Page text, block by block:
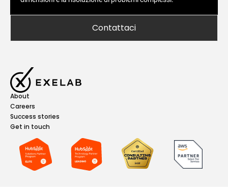
contattaci
About
Careers
Success stories
Get in touch